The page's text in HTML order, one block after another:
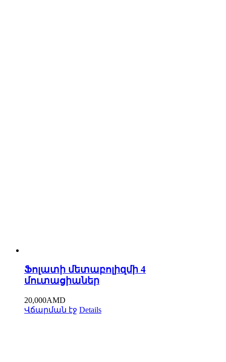
Ֆոլատի մետաբոլիզմի 4
մուտացիաներ
20,000AMD
Վճարման էջ Details